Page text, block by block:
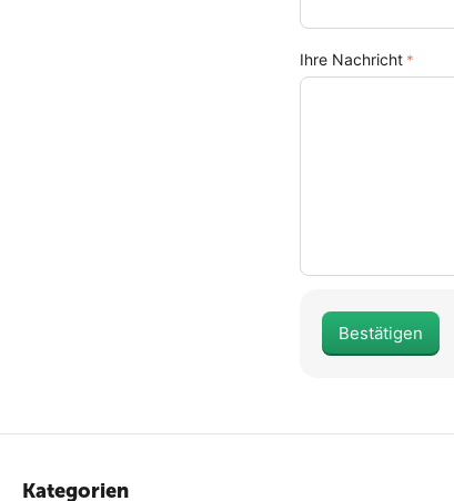
Ihre Nachricht
Bestätigen
Kategorien